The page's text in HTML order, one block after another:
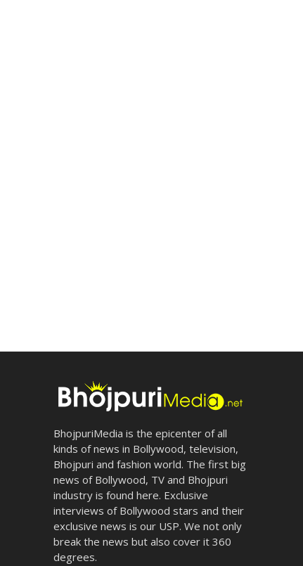
BhojpuriMedia is the epicenter of all
kinds of news in Bollywood, television,
Bhojpuri and fashion world. The first big
news of Bollywood, TV and Bhojpuri
industry is found here. Exclusive
interviews of Bollywood stars and their
exclusive news is our USP. We not only
break the news but also cover it 360
degrees.